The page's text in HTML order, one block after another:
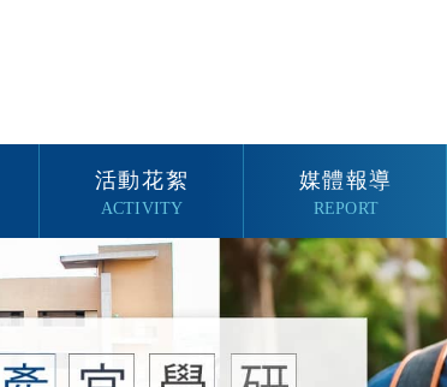
活動花絮
ACTIVITY
媒體報導
REPORT